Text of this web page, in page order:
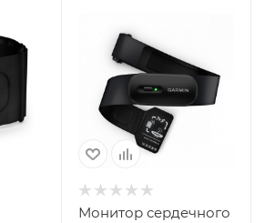
Монитор сердечного